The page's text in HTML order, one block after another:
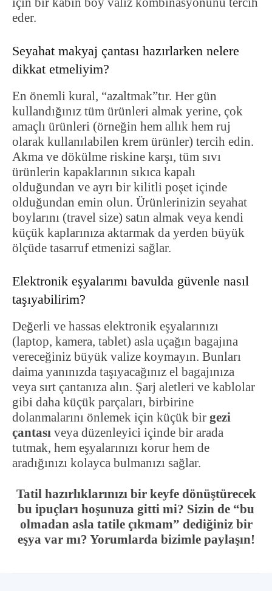
eder.
Seyahat makyaj çantası hazırlarken nelere
dikkat etmeliyim?
En önemli kural, “azaltmak”tır. Her gün
kullandığınız tüm ürünleri almak yerine, çok
amaçlı ürünleri (örneğin hem allık hem ruj
olarak kullanılabilen krem ürünler) tercih edin.
Akma ve dökülme riskine karşı, tüm sıvı
ürünlerin kapaklarının sıkıca kapalı
olduğundan ve ayrı bir kilitli poşet içinde
olduğundan emin olun. Ürünlerinizin seyahat
boylarını (travel size) satın almak veya kendi
küçük kaplarınıza aktarmak da yerden büyük
ölçüde tasarruf etmenizi sağlar.
Elektronik eşyalarımı bavulda güvenle nasıl
taşıyabilirim?
Değerli ve hassas elektronik eşyalarınızı
(laptop, kamera, tablet) asla uçağın bagajına
vereceğiniz büyük valize koymayın. Bunları
daima yanınızda taşıyacağınız el bagajınıza
veya sırt çantanıza alın. Şarj aletleri ve kablolar
gibi daha küçük parçaları, birbirine
dolanmalarını önlemek için küçük bir gezi
çantası veya düzenleyici içinde bir arada
tutmak, hem eşyalarınızı korur hem de
aradığınızı kolayca bulmanızı sağlar.
Tatil hazırlıklarınızı bir keyfe dönüştürecek
bu ipuçları hoşunuza gitti mi? Sizin de “bu
olmadan asla tatile çıkmam” dediğiniz bir
eşya var mı? Yorumlarda bizimle paylaşın!